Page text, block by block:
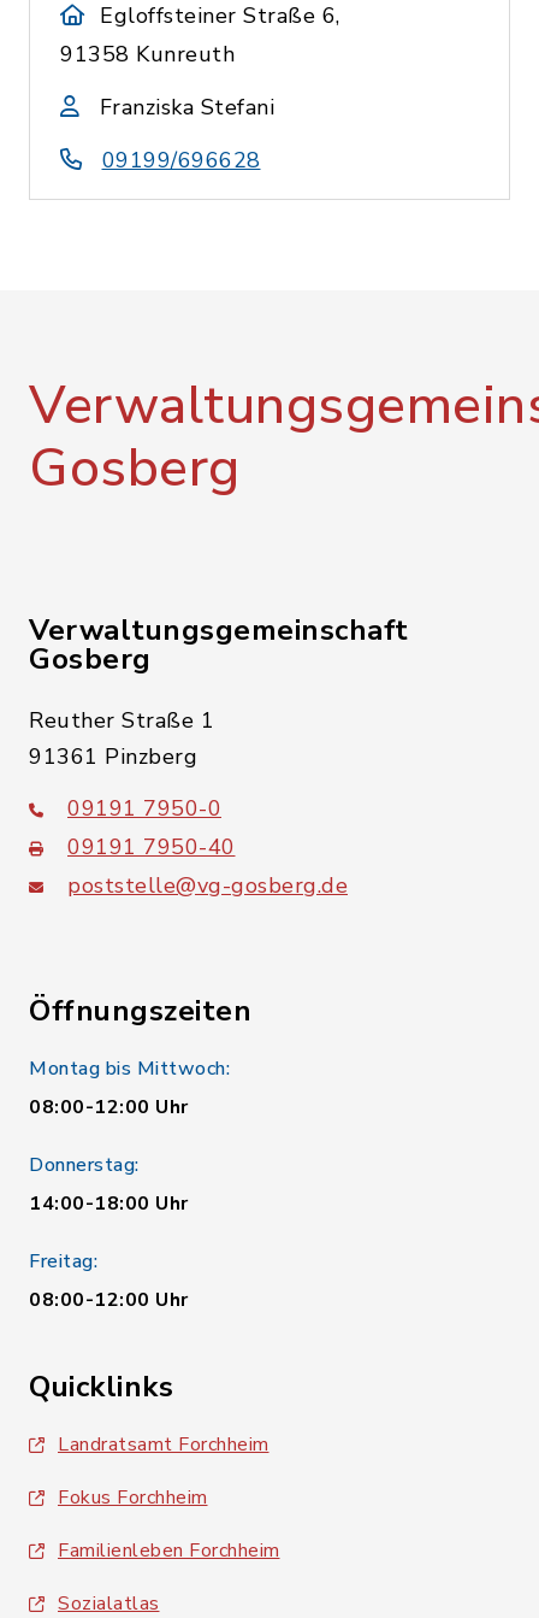
Egloffsteiner Straße 6,
91358 Kunreuth
Franziska Stefani
09199/696628
Gosberg
Verwaltungsgemeinschaft
Gosberg
Reuther Straße 1
91361 Pinzberg
09191 7950-0
09191 7950-40
poststelle@vg-gosberg.de
Öffnungszeiten
Montag bis Mittwoch:
08:00-12:00 Uhr
Donnerstag:
14:00-18:00 Uhr
Freitag:
08:00-12:00 Uhr
Quicklinks
Landratsamt Forchheim
Fokus Forchheim
Familienleben Forchheim
Sozialatlas